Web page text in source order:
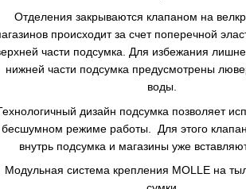
Отделения закрываются клапаном на
происходит за счет поперечной
части подсумка. Для избежания
нижней части подсумка предусмотрены
воды.
дизайн подсумка позволяет
бесшумном режиме работы. Для этого
внутрь подсумка и магазины уже
Модульная система крепления MOLLE на